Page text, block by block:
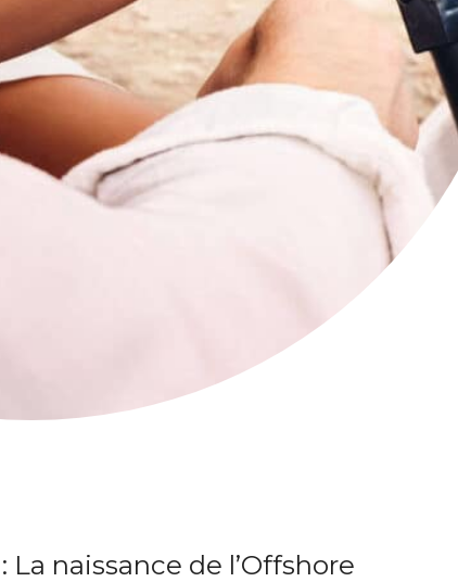
naissance de l’Offshore